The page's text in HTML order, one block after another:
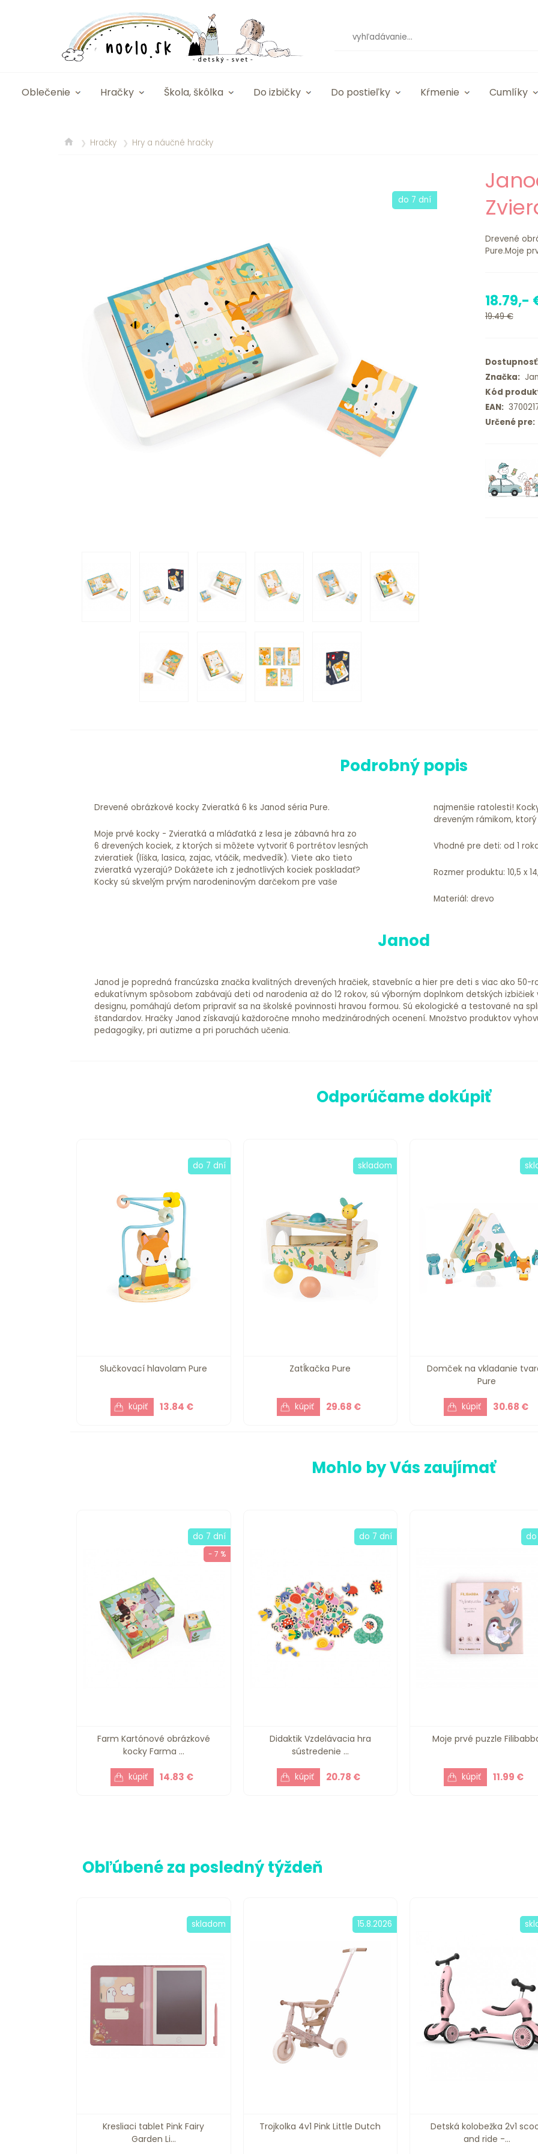
Oblečenie Hračky Škola, škôlka Do izbičky Do postieľky Kŕmenie Cumlíky
❯ Hračky ❯ Hry a náučné hračky
do 7 dní
Drevené
Pure.Moje
18.79,-
19.49 €
Značka:
Kód
EAN:
Určené pre:
Podrobný popis
Drevené obrázkové kocky Zvieratká 6 ks Janod séria Pure.
Moje prvé kocky - Zvieratká a mláďatká z lesa je zábavná hra zo
6 drevených kociek, z ktorých si môžete vytvoriť 6 portrétov lesných
zvieratiek (líška, lasica, zajac, vtáčik, medvedík). Viete ako tieto
zvieratká vyzerajú? Dokážete ich z jednotlivých kociek poskladať?
Kocky sú skvelým prvým narodeninovým darčekom pre vaše
najmenšie ratolesti!
dreveným rámikom,
Vhodné pre deti: od 1
Rozmer produktu: 10,5 x
Materiál: drevo
Janod
Janod je popredná francúzska značka kvalitných drevených hračiek, stavebníc a hier pre deti s viac ako 50-
edukatívnym spôsobom zabávajú deti od narodenia až do 12 rokov, sú výborným doplnkom detských
designu, pomáhajú deťom pripraviť sa na školské povinnosti hravou formou. Sú ekologické a testované na
štandardov. Hračky Janod získavajú každoročne mnoho medzinárodných ocenení. Množstvo produktov
pedagogiky, pri autizme a pri poruchách učenia.
Odporúčame dokúpiť
Slučkovací hlavolam Pure
13.84 €
do 7 dní
Zatĺkačka Pure
29.68 €
skladom
Domček na vkladanie
Pure
30.68 €
Mohlo by Vás zaujímať
Farm Kartónové obrázkové
kocky Farma ...
14.83 €
do 7 dní
- 7 %
Didaktik Vzdelávacia hra
sústredenie ...
20.78 €
do 7 dní
Moje prvé puzzle
11.99 €
Obľúbené za posledný týždeň
Kresliaci tablet Pink Fairy
Garden Li...
skladom
Trojkolka 4v1 Pink Little Dutch
15.8.2026
Detská kolobežka 2v1
and ride -...